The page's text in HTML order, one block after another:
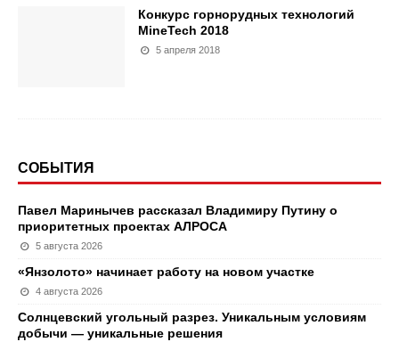
Конкурс горнорудных технологий
MineTech 2018
5 апреля 2018
СОБЫТИЯ
Павел Маринычев рассказал Владимиру Путину о
приоритетных проектах АЛРОСА
5 августа 2026
«Янзолото» начинает работу на новом участке
4 августа 2026
Солнцевский угольный разрез. Уникальным условиям
добычи — уникальные решения